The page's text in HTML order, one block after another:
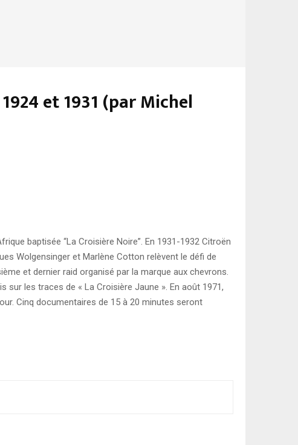
et 1931 (par Michel
baptisée “La Croisière Noire”. En 1931-1932 Citroën
Wolgensinger et Marlène Cotton relèvent le défi de
et dernier raid organisé par la marque aux chevrons.
sur les traces de « La Croisière Jaune ». En août 1971,
Cinq documentaires de 15 à 20 minutes seront